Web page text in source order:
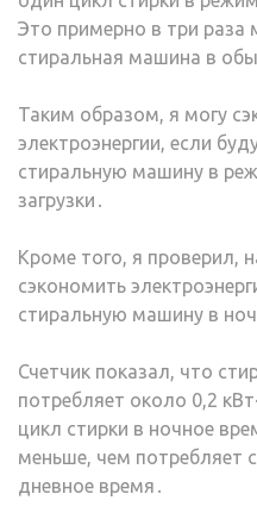
Это примерно в три раза
стиральная машина в
Таким образом, я могу
электроэнергии, если
стиральную машину в
загрузки․
Кроме того, я проверил,
сэкономить
стиральную машину в
Счетчик показал, что
потребляет около 0,2
цикл стирки в ночное
меньше, чем потребляет
дневное время․